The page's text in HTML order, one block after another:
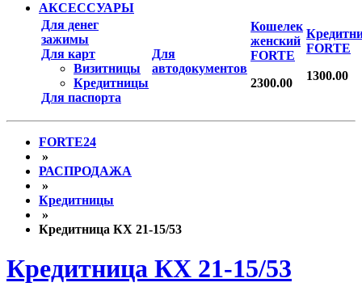
АКСЕССУАРЫ
Для денег
зажимы
Для карт
Визитницы
Кредитницы
Для паспорта
Для
автодокументов
Кошелек
женский
FORTE
2300.00
FORTE
1300.00
FORTE24
»
РАСПРОДАЖА
»
Кредитницы
»
Кредитница КХ 21-15/53
Кредитница КХ 21-15/53